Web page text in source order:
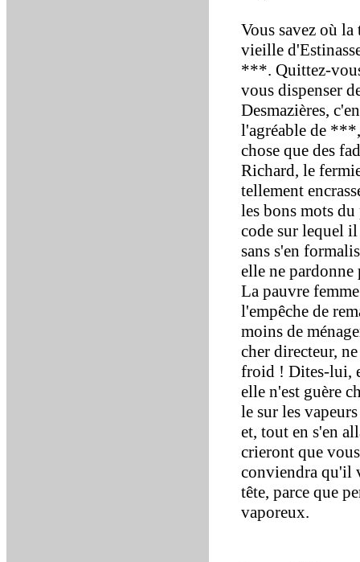
Vous savez où
vieille
***. Quittez-
vous dispenser
Desmazières,
l'agréable de
chose que des
Richard, le
tellement
les bons mots
code sur lequel
sans s'en
elle ne pardonne
La pauvre
l'empêche de
moins de
cher directeur,
froid ! Dites-lui,
elle n'est guère
le sur les
et, tout en s'en
crieront que
conviendra qu'il
tête, parce que
vaporeux.